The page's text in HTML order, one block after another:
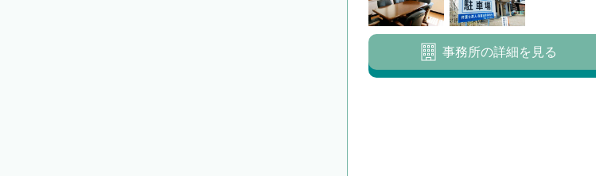
事務所の詳細を見る